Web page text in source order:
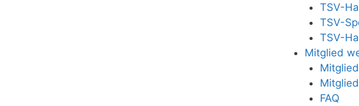
TSV-
TSV-
TSV-
Mitglied
FAQ